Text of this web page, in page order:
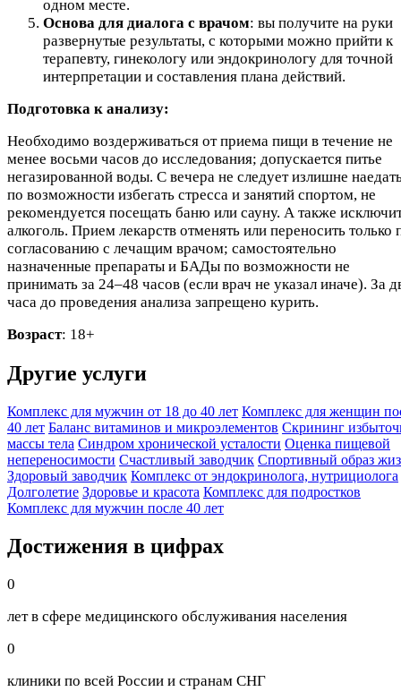
одном месте.
Основа для диалога с врачом: вы получите на руки
развернутые результаты, с которыми можно прийти к
терапевту, гинекологу или эндокринологу для точной
интерпретации и составления плана действий.
Подготовка к анализу:
Необходимо воздерживаться от приема пищи в течение не
менее восьми часов до исследования; допускается питье
негазированной воды. С вечера не следует излишне
по возможности избегать стресса и занятий спортом, не
рекомендуется посещать баню или сауну. А также
алкоголь. Прием лекарств отменять или переносить только
согласованию с лечащим врачом; самостоятельно
назначенные препараты и БАДы по возможности не
принимать за 24–48 часов (если врач не указал иначе). За
часа до проведения анализа запрещено курить.
Возраст: 18+
Другие услуги
Комплекс для мужчин от 18 до 40 лет Комплекс для женщин
40 лет Баланс витаминов и микроэлементов Скрининг
массы тела Синдром хронической усталости Оценка пищевой
непереносимости Счастливый заводчик Спортивный образ
Здоровый заводчик Комплекс от эндокринолога, нутрициолога
Долголетие Здоровье и красота Комплекс для подростков
Комплекс для мужчин после 40 лет
Достижения в цифрах
0
лет в сфере медицинского обслуживания населения
0
клиники по всей России и странам СНГ